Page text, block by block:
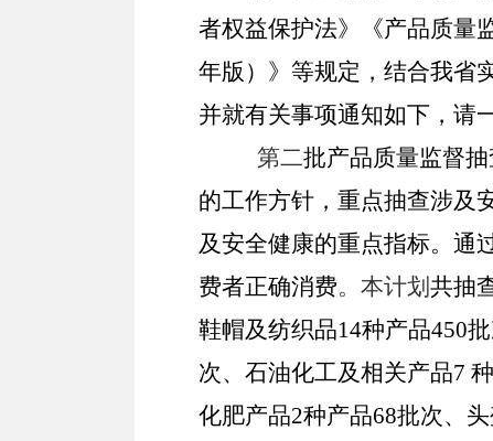
者权益保护法》
《产品质量
年版）》 等规定 ，结合我省
并就有关事项通知如下，请
第二批产品质量监督
的工作方针，重点抽查涉及
及安全健康的重点指标。通
费者正确消费。本计划 共抽
鞋帽及纺织品14种产品450批
次、 石油化工及相关产品7
化肥产品2种产品68批次、